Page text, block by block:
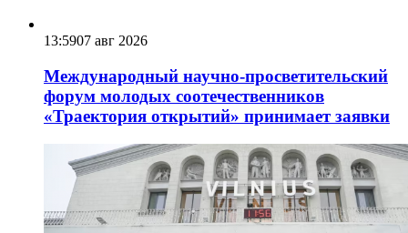
13:5907 авг 2026
Международный научно-просветительский
форум молодых соотечественников
«Траектория открытий» принимает заявки